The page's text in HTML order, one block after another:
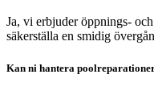
Ja, vi erbjuder öppnings-
säkerställa en smidig
Kan ni hantera